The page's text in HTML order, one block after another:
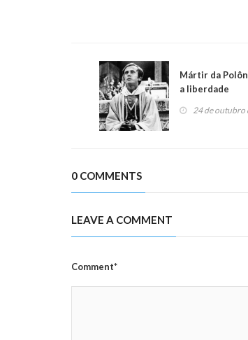
Mártir da
a liberdade
24 de outubro
0 COMMENTS
LEAVE A COMMENT
Comment*